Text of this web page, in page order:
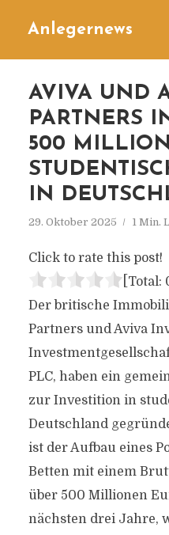
Anlegernews
AVIVA UND
PARTNERS
500
IN
29. Oktober 2025 1 Min.
Click to rate this post!
[Total:
Der britische
Partners und Aviva
PLC, haben ein
zur Investition in
Deutschland
ist der Aufbau eines
Betten mit einem
über 500 Millionen
nächsten drei Jahre,